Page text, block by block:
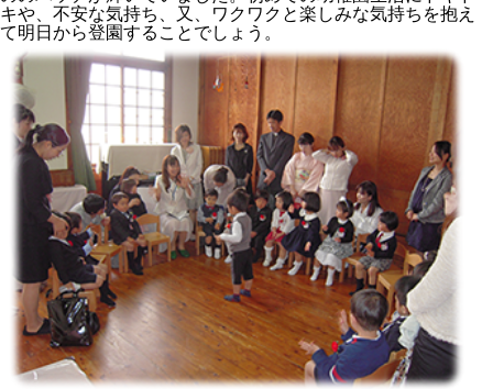
キや、不安な気持ち、又、ワクワクと楽しみな気持ちを抱え
て明日から登園することでしょう。